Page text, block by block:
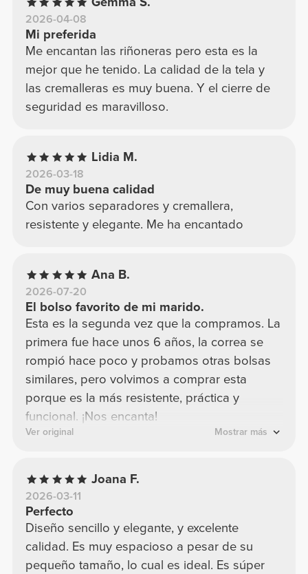
2026-04-08
Mi preferida
Me encantan las riñoneras pero esta es la
mejor que he tenido. La calidad de la tela y
las cremalleras es muy buena. Y el cierre de
seguridad es maravilloso.
Lidia M.
2026-03-18
De muy buena calidad
Con varios separadores y cremallera,
resistente y elegante. Me ha encantado
Ana B.
2026-07-20
El bolso favorito de mi marido.
Esta es la segunda vez que la compramos. La
primera fue hace unos 6 años, la correa se
rompió hace poco y probamos otras bolsas
similares, pero volvimos a comprar esta
porque es la más resistente, práctica y
funcional. ¡Nos encanta!
Ver original Mostrar más
Joana F.
2026-03-11
Perfecto
Diseño sencillo y elegante, y excelente
calidad. Es muy espacioso a pesar de su
pequeño tamaño, lo cual es ideal. Es súper